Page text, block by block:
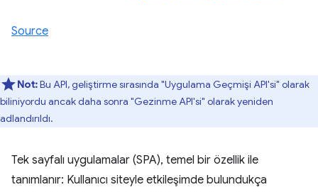
Source
Not:Bu API, geliştirme sırasında "Uygulama Geçmişi API'si" olarak
biliniyordu ancak daha sonra "Gezinme API'si" olarak yeniden
adlandırıldı.
Tek sayfalı uygulamalar (SPA), temel bir özellik ile
tanımlanır: Kullanıcı siteyle etkileşimde bulundukça